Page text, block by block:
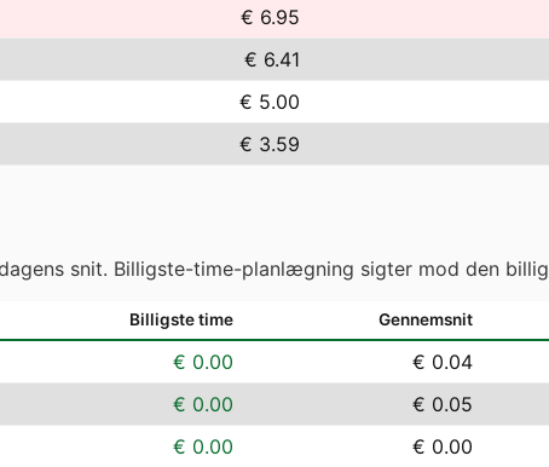
€ 6.95
€ 6.41
€ 5.00
€ 3.59
snit. Billigste-time-planlægning sigter mod den
Billigste time Gennemsnit
€ 0.00 € 0.04
€ 0.00 € 0.05
€ 0.00 € 0.00